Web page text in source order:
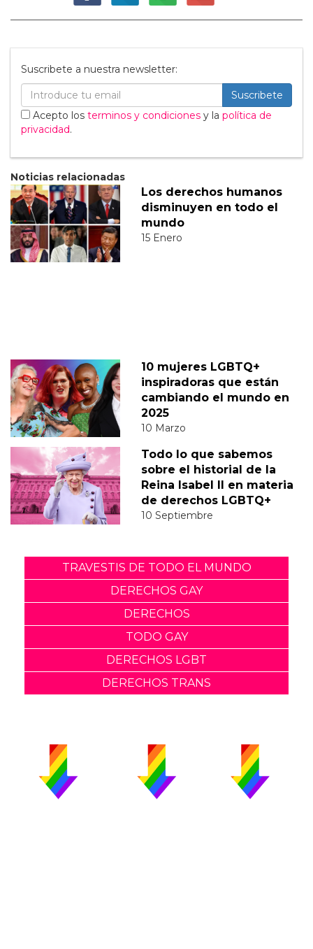
Suscribete a nuestra newsletter:
Suscribete
Acepto los terminos y condiciones y la política de
privacidad.
Noticias relacionadas
Los derechos humanos
disminuyen en todo el
mundo
15 Enero
10 mujeres LGBTQ+
inspiradoras que están
cambiando el mundo en
2025
10 Marzo
Todo lo que sabemos
sobre el historial de la
Reina Isabel II en materia
de derechos LGBTQ+
10 Septiembre
TRAVESTIS DE TODO EL MUNDO
DERECHOS GAY
DERECHOS
TODO GAY
DERECHOS LGBT
DERECHOS TRANS